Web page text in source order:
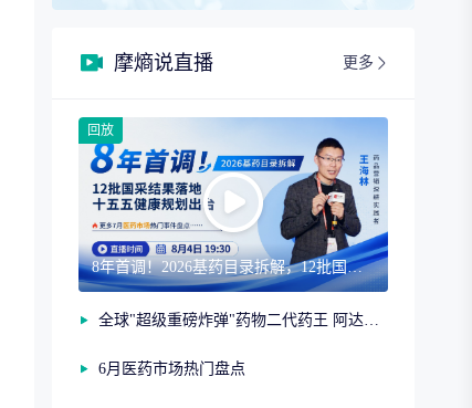
摩熵说直播 更多
回放
8年首调！2026基药目录拆解，12批国采结果落地，十五五健康规划出台
全球"超级重磅炸弹"药物二代药王 阿达木单抗（第二期）
6月医药市场热门盘点